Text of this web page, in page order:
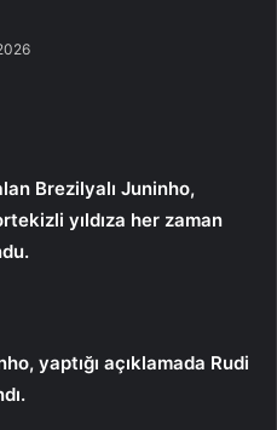
Brezilyalı Juninho,
yıldıza her zaman
yaptığı açıklamada Rudi